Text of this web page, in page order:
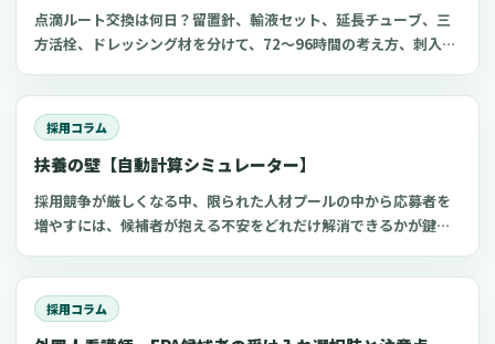
KPI（目標とする指標）設定ではなく、まずは制度を「理解」し、
「納得」して、安心して導入を検討できることを目指してまとめ
ています。
点滴ルート交換は何日？留置針、輸液セット、延長チューブ、三
方活栓、ドレッシング材を分けて、72〜96時間の考え方、刺入部
採用コラム
扶養の壁【自動計算シミュレーター】
採用競争が厳しくなる中、限られた人材プールの中から応募者を
増やすには、候補者が抱える不安をどれだけ解消できるかが鍵に
ーマが「扶養の壁」です。税制や社会保険の制度上、年収を一定
額以下に抑えたい人は多く、安心して働ける目安を示すことがで
きなければ、せっかくの応募が辞退につながってしまいます。こ
採用コラム